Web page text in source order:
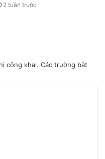
2 tuần trước
công khai. Các trường bắt